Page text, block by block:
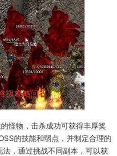
怪物，击杀成功可获得丰厚奖
的技能和弱点，并制定合理的
，通过挑战不同副本，可以获